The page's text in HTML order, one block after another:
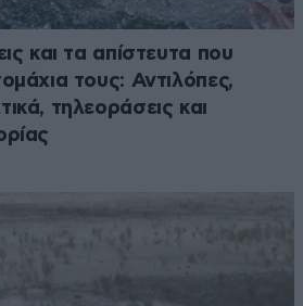
και τα απίστευτα που
τους: Αντιλόπες,
τηλεοράσεις και